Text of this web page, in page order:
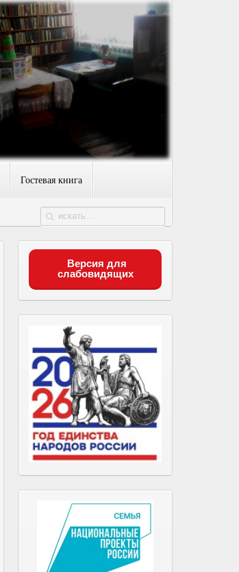
Гостевая книга
Версия для
слабовидящих